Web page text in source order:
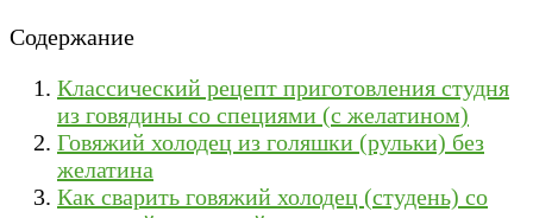
Содержание
Классический рецепт приготовления студня
из говядины со специями (с желатином)
Говяжий холодец из голяшки (рульки) без
желатина
Как сварить говяжий холодец (студень) со